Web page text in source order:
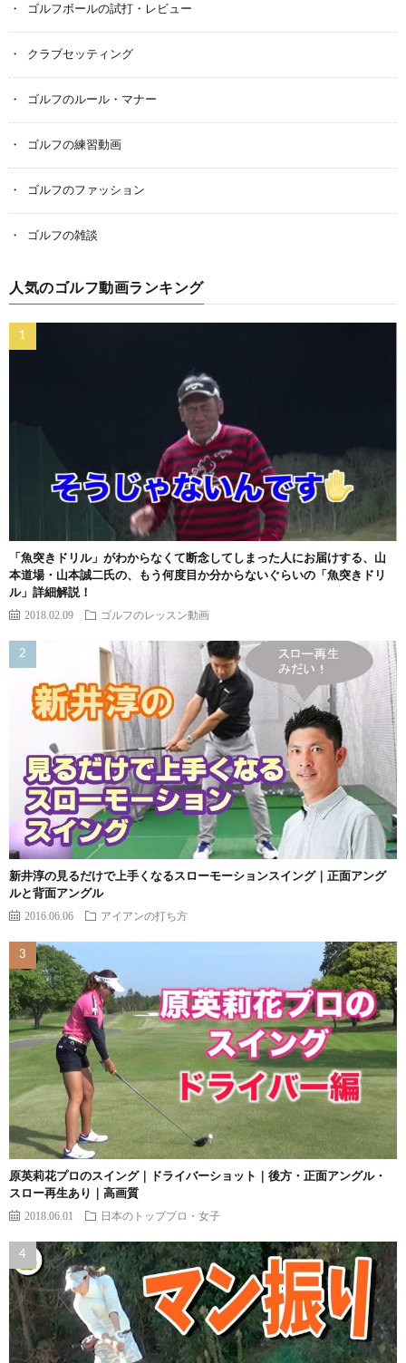
ゴルフボールの試打・レビュー
クラブセッティング
ゴルフのルール・マナー
ゴルフの練習動画
ゴルフのファッション
ゴルフの雑談
人気のゴルフ動画ランキング
「魚突きドリル」がわからなくて断念してしまった人にお届けする、山
本道場・山本誠二氏の、もう何度目か分からないぐらいの「魚突きドリ
ル」詳細解説！
2018.02.09 ゴルフのレッスン動画
新井淳の見るだけで上手くなるスローモーションスイング｜正面アング
ルと背面アングル
2016.06.06 アイアンの打ち方
原英莉花プロのスイング｜ドライバーショット｜後方・正面アングル・
スロー再生あり｜高画質
2018.06.01 日本のトッププロ・女子